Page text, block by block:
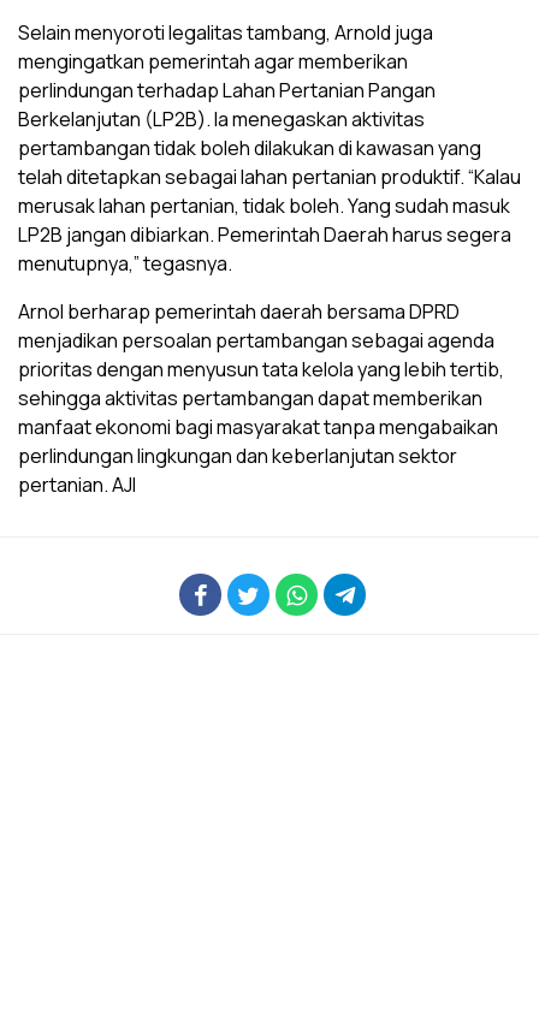
Selain menyoroti legalitas tambang, Arnold juga
mengingatkan pemerintah agar memberikan
perlindungan terhadap Lahan Pertanian Pangan
Berkelanjutan (LP2B). Ia menegaskan aktivitas
pertambangan tidak boleh dilakukan di kawasan yang
telah ditetapkan sebagai lahan pertanian produktif. “Kalau
merusak lahan pertanian, tidak boleh. Yang sudah masuk
LP2B jangan dibiarkan. Pemerintah Daerah harus segera
menutupnya,” tegasnya.
Arnol berharap pemerintah daerah bersama DPRD
menjadikan persoalan pertambangan sebagai agenda
prioritas dengan menyusun tata kelola yang lebih tertib,
sehingga aktivitas pertambangan dapat memberikan
manfaat ekonomi bagi masyarakat tanpa mengabaikan
perlindungan lingkungan dan keberlanjutan sektor
pertanian. AJI